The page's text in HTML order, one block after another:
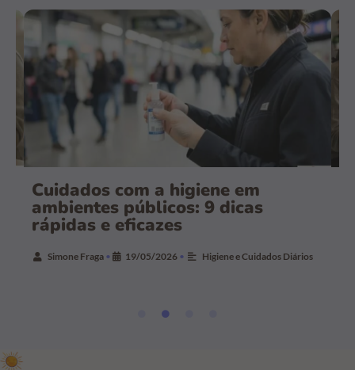
Cuidados com a higiene em
ambientes públicos: 9 dicas
rápidas e eficazes
Simone Fraga • 19/05/2026 • Higiene e Cuidados Diários